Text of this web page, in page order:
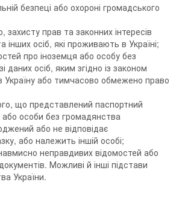
безпеці або охороні громадського
захисту прав та законних інтересів
інших осіб, які проживають в Україні;
про іноземця або особу без
даних осіб, яким згідно із законом
Україну або тимчасово обмежено право
що представлений паспортний
особи без громадянства
або не відповідає
або належить іншій особі;
неправдивих відомостей або
Можливі й інші підстави
України.